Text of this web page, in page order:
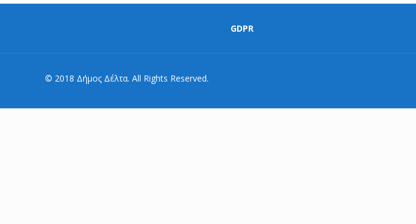
GDPR
© 2018 Δήμος Δέλτα. All Rights Reserved.